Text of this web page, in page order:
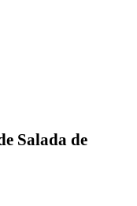
Salada de